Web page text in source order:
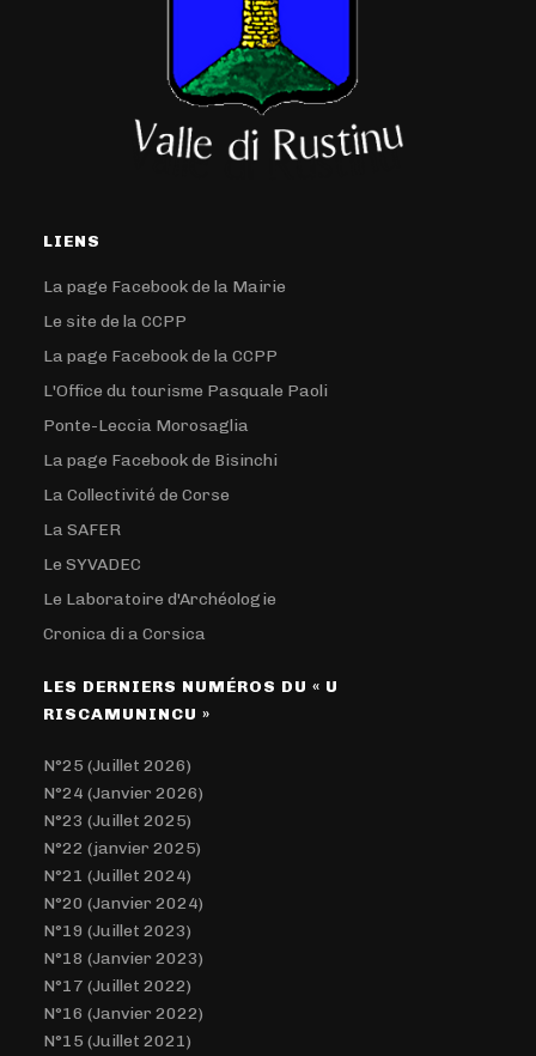
LIENS
La page Facebook de la Mairie
Le site de la CCPP
La page Facebook de la CCPP
L'Office du tourisme Pasquale Paoli
Ponte-Leccia Morosaglia
La page Facebook de Bisinchi
La Collectivité de Corse
La SAFER
Le SYVADEC
Le Laboratoire d'Archéologie
Cronica di a Corsica
LES DERNIERS NUMÉROS DU « U
RISCAMUNINCU »
N°25 (Juillet 2026)
N°24 (Janvier 2026)
N°23 (Juillet 2025)
N°22 (janvier 2025)
N°21 (Juillet 2024)
N°20 (Janvier 2024)
N°19 (Juillet 2023)
N°18 (Janvier 2023)
N°17 (Juillet 2022)
N°16 (Janvier 2022)
N°15 (Juillet 2021)